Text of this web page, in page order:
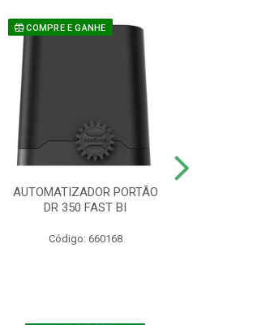
COMPRE E GANHE
AUTOMATIZADOR PORTÃO
DR 350 FAST BI
Código: 660168